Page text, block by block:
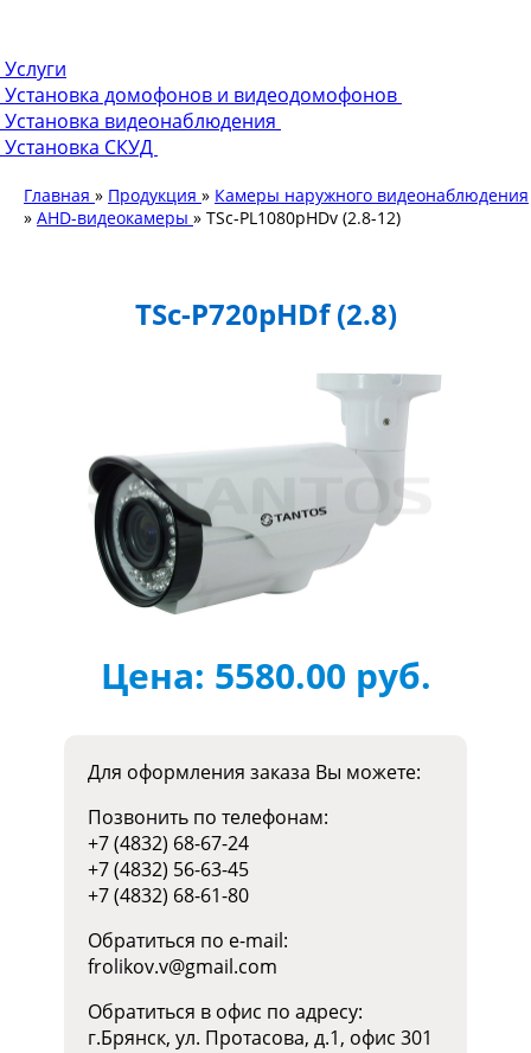
Услуги
Установка домофонов и видеодомофонов
Установка видеонаблюдения
Установка СКУД
Главная » Продукция » Камеры наружного видеонаблюдения
» AHD-видеокамеры » TSc-PL1080pHDv (2.8-12)
TSc-P720pHDf (2.8)
Цена: 5580.00 руб.
Для оформления заказа Вы можете:
Позвонить по телефонам:
+7 (4832) 68-67-24
+7 (4832) 56-63-45
+7 (4832) 68-61-80
Обратиться по e-mail:
frolikov.v@gmail.com
Обратиться в офис по адресу:
г.Брянск, ул. Протасова, д.1, офис 301